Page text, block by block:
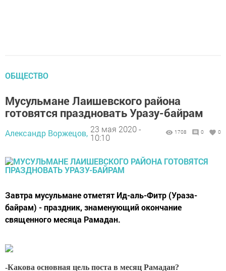
ОБЩЕСТВО
Мусульмане Лаишевского района
готовятся праздновать Уразу-байрам
Александр Воржецов, 23 мая 2020 -
10:10
1708 0 0
Завтра мусульмане отметят Ид-аль-Фитр (Ураза-
байрам) - праздник, знаменующий окончание
священного месяца Рамадан.
-Какова основная цель поста в месяц Рамадан?